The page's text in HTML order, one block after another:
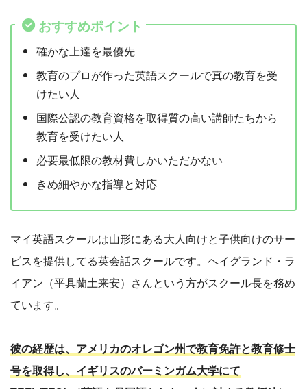
おすすめポイント
確かな上達を最優先
教育のプロが作った英語スクールで真の教育を受
けたい人
国際公認の教育資格を取得質の高い講師たちから
教育を受けたい人
必要最低限の教材費しかいただかない
きめ細やかな指導と対応
マイ英語スクールは山形にある大人向けと子供向けのサー
ビスを提供してる英会話スクールです。ヘイグランド・ラ
イアン（平具蘭土来安）さんという方がスクール長を務め
ています。
彼の経歴は、アメリカのオレゴン州で教育免許と教育修士
号を取得し、イギリスのバーミンガム大学にて